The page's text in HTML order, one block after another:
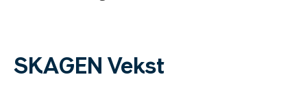
SKAGEN Vekst